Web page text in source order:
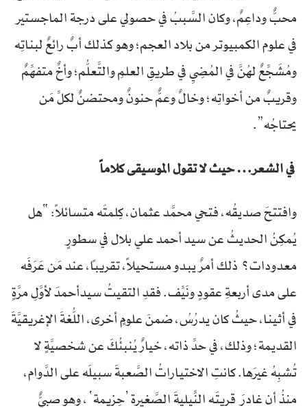
محبٌّ وداعِمٌ، وكان السَّببُ في حصولي على درجة الماجستير
في علوم الكمبيوتر من بلاد العجم؛ وهو كذلك أبٌ رائعٌ لبناتِه
ومُشَجِّعٌ لهُنَّ في المُضِيِ في طريقِ العلمِ والتَّعلُّم؛ وأخٌ متفهِّمٌ
وقريبٌ من أخواتِه؛ وخالٌ وعمٌّ حنونٌ ومحتضنٌ لكلِّ مَن
يحتاجُه”.
في الشعر… حيث لا تقول الموسيقى كلاماً
وافتتحَ صديقُه، فتحي محمَّد عثمان، كِلمتَه متسائلاً: “هل
يُمكِنُ الحديثُ عن سيد أحمد علي بلال في سطورٍ
معدودات؟ ذلك أمرٌ يبدو مستحيلاً، تقريباً، عند مَن عَرَفَه
على مدى أربعةِ عقودٍ ونَيِّف. فقدِ التقيتُ سيدأحمدَ لأوَّلِ مرَّةٍ
في أثينا، حيثُ كان يدرُسُ، ضمنَ علومٍ أخرى، اللُّغةَ الإغريقيَّةَ
القديمة؛ وذلك، في حدِّ ذاته، خيارٌ يُنبئُكَ عن شخصيَّةٍ لا
تُشبِهُ غيرَها. كانتِ الاختياراتُ الصَّعبةَ سبيلَه على الدَّوام،
منذُ أن غادرَ قريتَه النِّيليةَ الصَّغيرة ’حِزيمة‘ ، وهو صبيٌّ